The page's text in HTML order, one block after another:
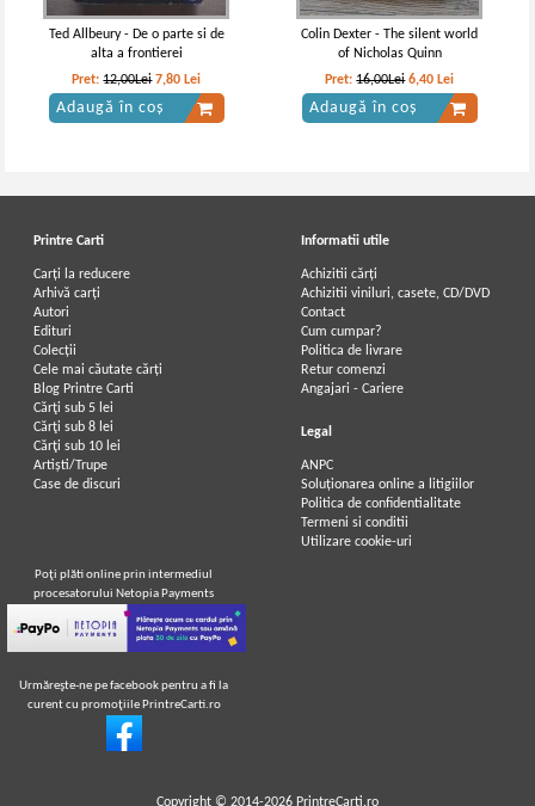
Ted Allbeury - De o parte si de
alta a frontierei
Pret:12,00Lei 7,80 Lei
Adaugă în coș
Colin Dexter - The silent world
of Nicholas Quinn
Pret:16,00Lei 6,40 Lei
Adaugă în coș
Printre Carti
Carți la reducere
Arhivă carți
Autori
Edituri
Colecții
Cele mai căutate cărți
Blog Printre Carti
Cărţi sub 5 lei
Cărţi sub 8 lei
Cărţi sub 10 lei
Artiști/Trupe
Case de discuri
Informatii utile
Achizitii cărți
Achizitii viniluri, casete, CD/DVD
Contact
Cum cumpar?
Politica de livrare
Retur comenzi
Angajari - Cariere
Legal
ANPC
Soluționarea online a litigiilor
Politica de confidentialitate
Termeni si conditii
Utilizare cookie-uri
Poţi plăti online prin intermediul
procesatorului Netopia Payments
Urmăreşte-ne pe facebook pentru a fi la
curent cu promoţiile PrintreCarti.ro
Copyright © 2014-2026 PrintreCarti.ro